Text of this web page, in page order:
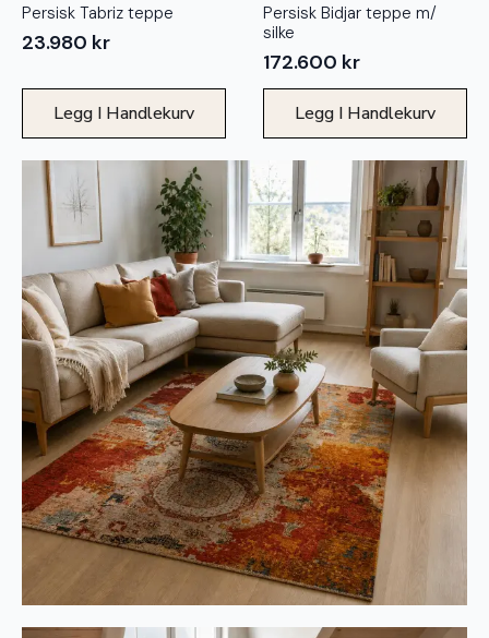
Persisk Tabriz teppe
23.980 kr
Legg I Handlekurv
Persisk Bidjar teppe m/
silke
172.600 kr
Legg I Handlekurv